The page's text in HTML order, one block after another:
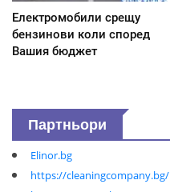
Електромобили срещу
бензинови коли според
Вашия бюджет
Партньори
Elinor.bg
https://cleaningcompany.bg/